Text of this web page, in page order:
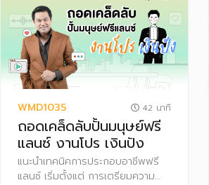
WMD1035 42 นาที
ถอดเคล็ดลับปั้นมนุษย์ฟรี
แลนซ์ งานโปร เงินปัง
แนะนำเทคนิคการประกอบอาชีพฟรี
แลนซ์ เริ่มตั้งแต่ การเตรียมความ